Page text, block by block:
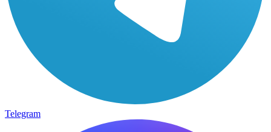
Telegram